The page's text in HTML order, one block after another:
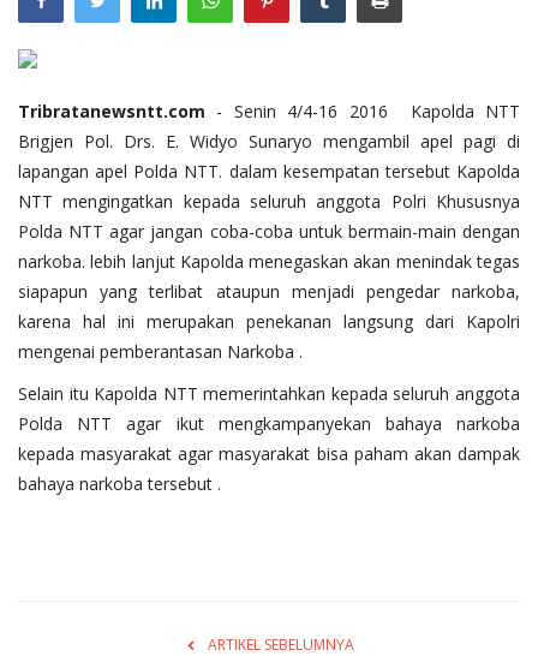
Polisi Kita
Mitra Polisi
Giat Ops
Link Polda NTT
Tribratanewsntt.com - Senin 4/4-16 2016 Kapolda NTT
Brigjen Pol. Drs. E. Widyo Sunaryo mengambil apel pagi di
lapangan apel Polda NTT. dalam kesempatan tersebut Kapolda
NTT mengingatkan kepada seluruh anggota Polri Khususnya
Polda NTT agar jangan coba-coba untuk bermain-main dengan
narkoba. lebih lanjut Kapolda menegaskan akan menindak tegas
siapapun yang terlibat ataupun menjadi pengedar narkoba,
karena hal ini merupakan penekanan langsung dari Kapolri
mengenai pemberantasan Narkoba .
Selain itu Kapolda NTT memerintahkan kepada seluruh anggota
Polda NTT agar ikut mengkampanyekan bahaya narkoba
kepada masyarakat agar masyarakat bisa paham akan dampak
bahaya narkoba tersebut .
ARTIKEL SEBELUMNYA